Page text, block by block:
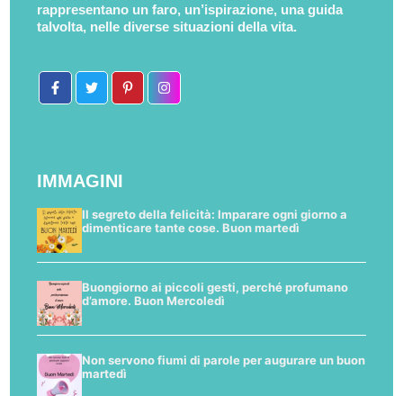
rappresentano un faro, un’ispirazione, una guida
talvolta, nelle diverse situazioni della vita.
IMMAGINI
Il segreto della felicità: Imparare ogni giorno a
dimenticare tante cose. Buon martedì
Buongiorno ai piccoli gesti, perché profumano
d’amore. Buon Mercoledì
Non servono fiumi di parole per augurare un buon
martedì